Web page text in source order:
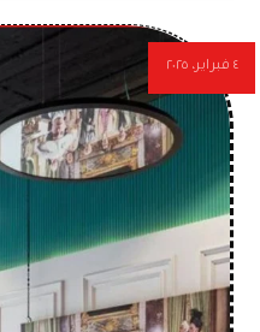
٤ فبراير، ٢٠٢٥